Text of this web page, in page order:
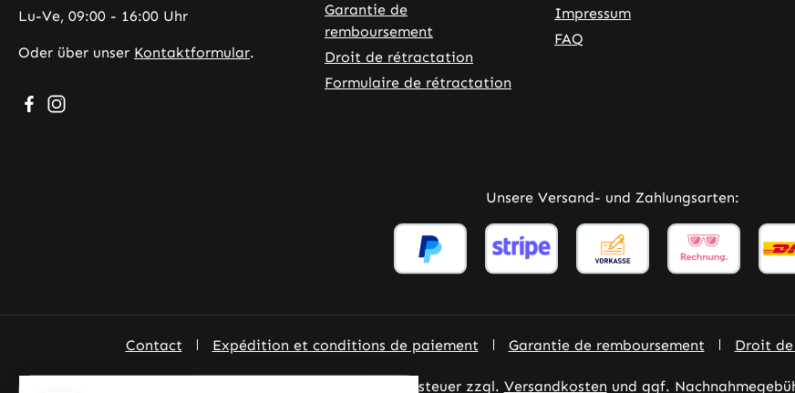
Lu-Ve, 09:00 - 16:00 Uhr
Oder über unser Kontaktformular.
Besuche uns auf Facebook – öffnet in neuem Tab (externer Link)
Schau auf Instagram vorbei – öffnet in neuem Tab (externer Link)
Garantie de
remboursement
Droit de rétractation
Formulaire de rétractation
Impressum
FAQ
Unsere Versand- und Zahlungsarten:
Contact Expédition et conditions de paiement Garantie de remboursement Droit
Alle Preise inkl. gesetzl. Mehrwertsteuer zzgl. Versandkosten und ggf.